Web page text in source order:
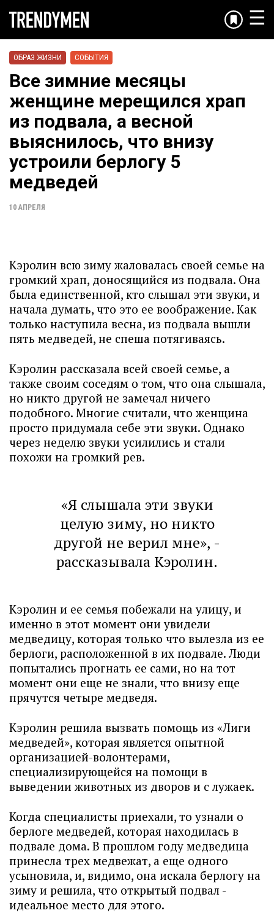
☰
ОБРАЗ ЖИЗНИ СОБЫТИЯ
Все зимние месяцы
женщине мерещился храп
из подвала, а весной
выяснилось, что внизу
устроили берлогу 5
медведей
10 АПРЕЛЯ
Кэролин всю зиму жаловалась своей семье на
громкий храп, доносящийся из подвала. Она
была единственной, кто слышал эти звуки, и
начала думать, что это ее воображение. Как
только наступила весна, из подвала вышли
пять медведей, не спеша потягиваясь.
Кэролин рассказала всей своей семье, а
также своим соседям о том, что она слышала,
но никто другой не замечал ничего
подобного. Многие считали, что женщина
просто придумала себе эти звуки. Однако
через неделю звуки усилились и стали
похожи на громкий рев.
«Я слышала эти звуки
целую зиму, но никто
другой не верил мне», -
рассказывала Кэролин.
Кэролин и ее семья побежали на улицу, и
именно в этот момент они увидели
медведицу, которая только что вылезла из ее
берлоги, расположенной в их подвале. Люди
попытались прогнать ее сами, но на тот
момент они еще не знали, что внизу еще
прячутся четыре медведя.
Кэролин решила вызвать помощь из «Лиги
медведей», которая является опытной
организацией-волонтерами,
специализирующейся на помощи в
выведении животных из дворов и с лужаек.
Когда специалисты приехали, то узнали о
берлоге медведей, которая находилась в
подвале дома. В прошлом году медведица
принесла трех медвежат, а еще одного
усыновила, и, видимо, она искала берлогу на
зиму и решила, что открытый подвал -
идеальное место для этого.